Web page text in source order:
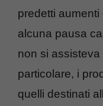
predetti
alcuna pausa
non si
particolare, i
quelli destinati